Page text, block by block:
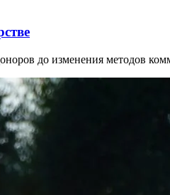
до изменения методов